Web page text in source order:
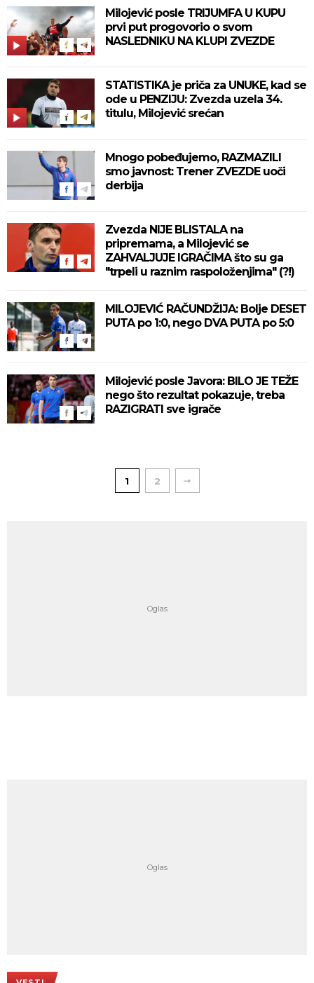
Milojević posle TRIJUMFA U KUPU
prvi put progovorio o svom
NASLEDNIKU NA KLUPI ZVEZDE
STATISTIKA je priča za UNUKE, kad se
ode u PENZIJU: Zvezda uzela 34.
titulu, Milojević srećan
Mnogo pobeđujemo, RAZMAZILI
smo javnost: Trener ZVEZDE uoči
derbija
Zvezda NIJE BLISTALA na
pripremama, a Milojević se
ZAHVALJUJE IGRAČIMA što su ga
"trpeli u raznim raspoloženjima" (?!)
MILOJEVIĆ RAČUNDŽIJA: Bolje DESET
PUTA po 1:0, nego DVA PUTA po 5:0
Milojević posle Javora: BILO JE TEŽE
nego što rezultat pokazuje, treba
RAZIGRATI sve igrače
1 2